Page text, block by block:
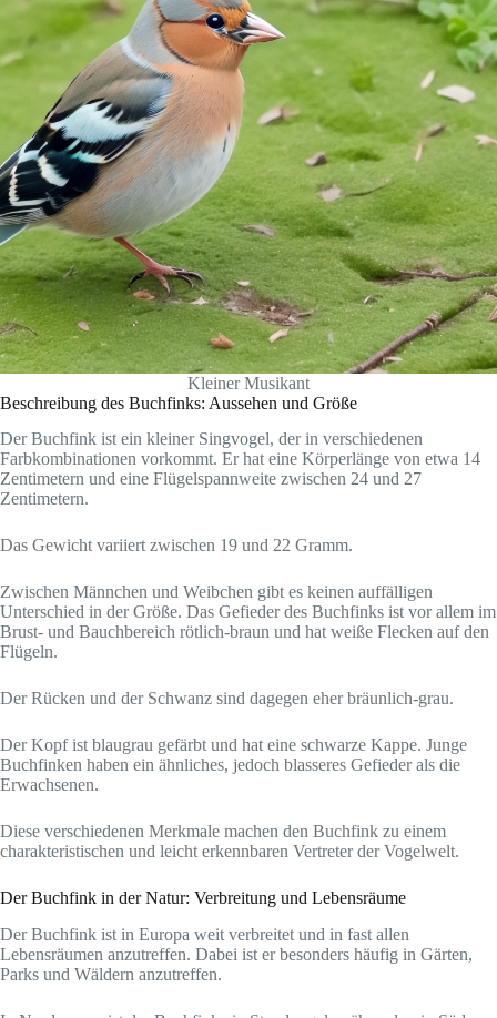
Kleiner Musikant
Beschreibung des Buchfinks: Aussehen und Größe
Der Buchfink ist ein kleiner Singvogel, der in verschiedenen
Farbkombinationen vorkommt. Er hat eine Körperlänge von etwa 14
Zentimetern und eine Flügelspannweite zwischen 24 und 27
Zentimetern.
Das Gewicht variiert zwischen 19 und 22 Gramm.
Zwischen Männchen und Weibchen gibt es keinen auffälligen
Unterschied in der Größe. Das Gefieder des Buchfinks ist vor allem im
Brust- und Bauchbereich rötlich-braun und hat weiße Flecken auf den
Flügeln.
Der Rücken und der Schwanz sind dagegen eher bräunlich-grau.
Der Kopf ist blaugrau gefärbt und hat eine schwarze Kappe. Junge
Buchfinken haben ein ähnliches, jedoch blasseres Gefieder als die
Erwachsenen.
Diese verschiedenen Merkmale machen den Buchfink zu einem
charakteristischen und leicht erkennbaren Vertreter der Vogelwelt.
Der Buchfink in der Natur: Verbreitung und Lebensräume
Der Buchfink ist in Europa weit verbreitet und in fast allen
Lebensräumen anzutreffen. Dabei ist er besonders häufig in Gärten,
Parks und Wäldern anzutreffen.